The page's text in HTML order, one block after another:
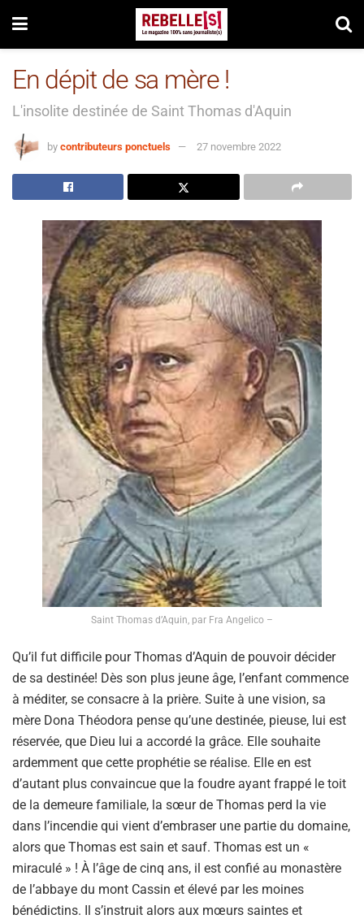
En dépit de sa mère !
L'insolite destinée de Saint Thomas d'Aquin
by contributeurs ponctuels 27 novembre 2022
Saint Thomas d’Aquin, par Fra Angelico –
Qu’il fut difficile pour Thomas d’Aquin de pouvoir décider
de sa destinée! Dès son plus jeune âge, l’enfant commence
à méditer, se consacre à la prière. Suite à une vision, sa
mère Dona Théodora pense qu’une destinée, pieuse, lui est
réservée, que Dieu lui a accordé la grâce. Elle souhaite
ardemment que cette prophétie se réalise. Elle en est
d’autant plus convaincue que la foudre ayant frappé le toit
de la demeure familiale, la sœur de Thomas perd la vie
dans l’incendie qui vient d’embraser une partie du domaine,
alors que Thomas est sain et sauf. Thomas est un «
miraculé » ! À l’âge de cinq ans, il est confié au monastère
de l’abbaye du mont Cassin et élevé par les moines
bénédictins. Il s’instruit alors aux mœurs saintes et